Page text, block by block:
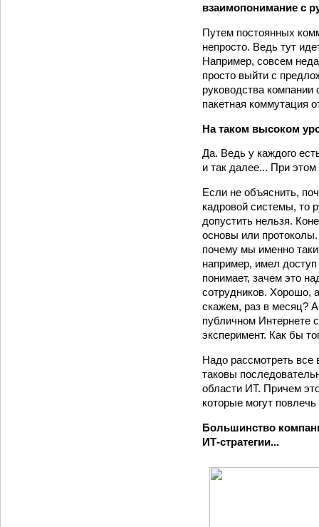
взаимопонимание с
Путем постоянных
непросто. Ведь тут
Например, совсем
просто выйти с
руководства компании
пакетная коммутация
На таком высоком
Да. Ведь у каждого
и так далее... При
Если не объяснить,
кадровой системы, то
допустить нельзя.
основы или протоколы.
почему мы именно
например, имел
понимает, зачем это
сотрудников. Хорошо,
скажем, раз в месяц?
публичном Интернете
эксперимент. Как бы
Надо рассмотреть все
таковы
области ИТ. Причем
которые могут
Большинство
ИТ-стратегии...